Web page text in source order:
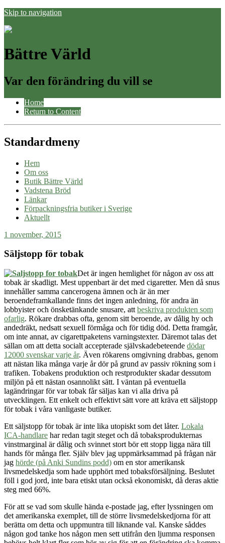
Skip to navigation
Bättre Värld
Var den förändring du vill se
Home
Return to Content
Standardmeny
Hem
Om oss
Butik Bättre Värld
Vadstena Bröd
Länkar
Förpackningsfria butiker i Sverige
Aktuellt
1 november, 2015
Säljstopp för tobak
Det är ingen hemlighet för någon av oss att
tobak är skadligt. Mest uppenbart är det med cigaretter. Men då snus
innehåller samma cancerogena ämnen och är än mer
beroendeframkallande finns det ingen anledning, för andra än
lobbyister och önsketänkande snusare, att beskriva produkten som
ofarlig. Rökare drabbas ofta, genom sitt beroende, av dålig hy och
andedräkt, nedsatt sexuell förmåga och för tidig död. Detta framgår,
om inte annat, av cigarettpaketens varningstexter. Däremot talas det
sällan om att detta socialt accepterade självskadebeteende dödar
12000 svenskar varje år. Även rökarens omgivning drabbas, genom
att nästan lika många varje år dör på grund av passiv rökning som i
trafiken. Tobakens produktion och restprodukter skadar dessutom
miljön på ett nästan osannolikt sätt. I väntan på eventuella
lagändringar för var tobak får säljas kan vi alla driva på
utvecklingen. Ett enkelt och effektivt sätt vore att kräva ett säljstopp
för tobak i våra vanligaste butiker.
Ett säljstopp för tobak är inte lika utopiskt som det låter. Lokala
ICA-handlare har redan tagit steget och då tobaksprodukternas
vinstmarginal är dålig och svinnet stort bör ett stopp ligga nära till
hands för många fler. Själv blev jag uppmärksammad på frågan när
jag hörde (på Anki Sundins podd) om en stor amerikansk
livsmedelskedja som hade upphört med tobaksförsäljning. Beslutet
föll i god jord, inte bara etiskt utan också ekonomiskt, då deras aktie
steg med 66%.
För att se vad som skulle hända e-postade jag, efter lyssningen om
det amerikanska exemplet, till de större livsmedelskedjorna för att
berätta om detta och uppmuntra till liknande val. Kanske såddes
någon god tanke hos någon men sett utifrån den ljumma responsen